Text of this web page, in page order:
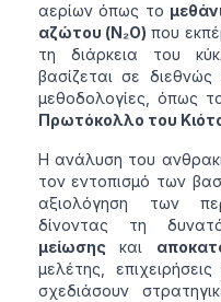
αερίων όπως το
αζώτου (N₂O) που
τη διάρκεια του
βασίζεται σε
μεθοδολογίες, όπως
Πρωτόκολλο του
Η ανάλυση του
τον εντοπισμό των
αξιολόγηση των
δίνοντας τη
μείωσηςκαι
μελέτης,
σχεδιάσουν